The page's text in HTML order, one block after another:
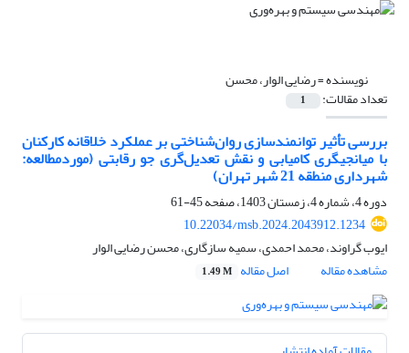
نویسنده =رضایی الوار، محسن
تعداد مقالات: 1
بررسی تأثیر توانمندسازی روان‌شناختی بر عملکرد خلاقانه کارکنان
با میانجیگری کامیابی و نقش تعدیل‌گری جو رقابتی (موردمطالعه:
شهرداری منطقه 21 شهر تهران)
دوره 4، شماره 4، زمستان 1403، صفحه
45-61
10.22034/msb.2024.2043912.1234
ایوب گراوند، محمد احمدی، سمیه سازگاری، محسن رضایی الوار
مشاهده مقاله
اصل مقاله 1.49 M